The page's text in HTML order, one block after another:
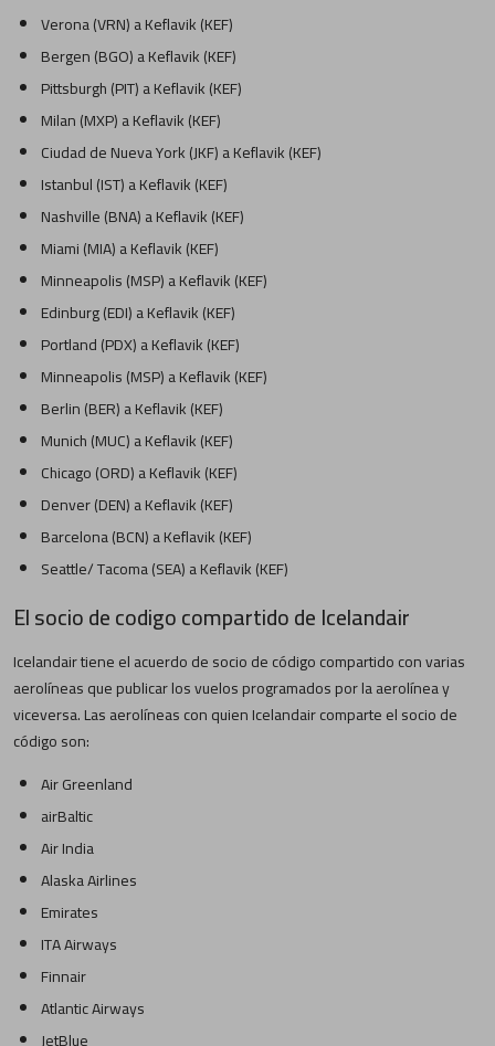
Verona (VRN) a Keflavik (KEF)
Bergen (BGO) a Keflavik (KEF)
Pittsburgh (PIT) a Keflavik (KEF)
Milan (MXP) a Keflavik (KEF)
Ciudad de Nueva York (JKF) a Keflavik (KEF)
Istanbul (IST) a Keflavik (KEF)
Nashville (BNA) a Keflavik (KEF)
Miami (MIA) a Keflavik (KEF)
Minneapolis (MSP) a Keflavik (KEF)
Edinburg (EDI) a Keflavik (KEF)
Portland (PDX) a Keflavik (KEF)
Minneapolis (MSP) a Keflavik (KEF)
Berlin (BER) a Keflavik (KEF)
Munich (MUC) a Keflavik (KEF)
Chicago (ORD) a Keflavik (KEF)
Denver (DEN) a Keflavik (KEF)
Barcelona (BCN) a Keflavik (KEF)
Seattle/ Tacoma (SEA) a Keflavik (KEF)
El socio de codigo compartido de Icelandair
Icelandair tiene el acuerdo de socio de código compartido con varias
aerolíneas que publicar los vuelos programados por la aerolínea y
viceversa. Las aerolíneas con quien Icelandair comparte el socio de
código son:
Air Greenland
airBaltic
Air India
Alaska Airlines
Emirates
ITA Airways
Finnair
Atlantic Airways